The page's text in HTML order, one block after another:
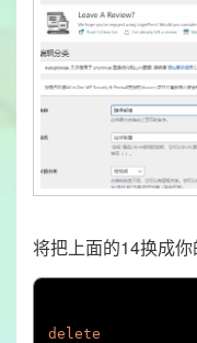
将把上面的14换成你
delete